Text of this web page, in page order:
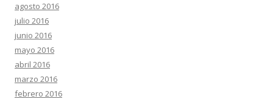
agosto 2016
julio 2016
junio 2016
mayo 2016
abril 2016
marzo 2016
febrero 2016